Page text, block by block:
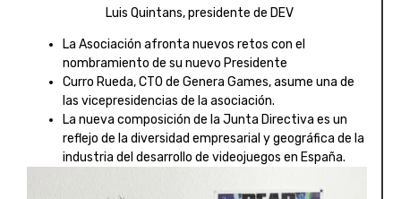
Luis Quintans, presidente de DEV
La Asociación afronta nuevos retos con el
nombramiento de su nuevo Presidente
Curro Rueda, CTO de Genera Games, asume una de
las vicepresidencias de la asociación.
La nueva composición de la Junta Directiva es un
reflejo de la diversidad empresarial y geográfica de la
industria del desarrollo de videojuegos en España.